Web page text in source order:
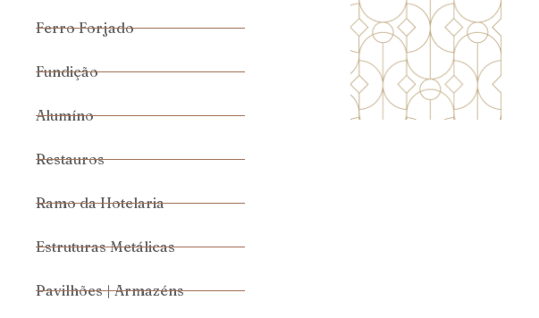
Ferro Forjado
Fundição
Alumíno
Restauros
Ramo da Hotelaria
Estruturas Metálicas
Pavilhões | Armazéns